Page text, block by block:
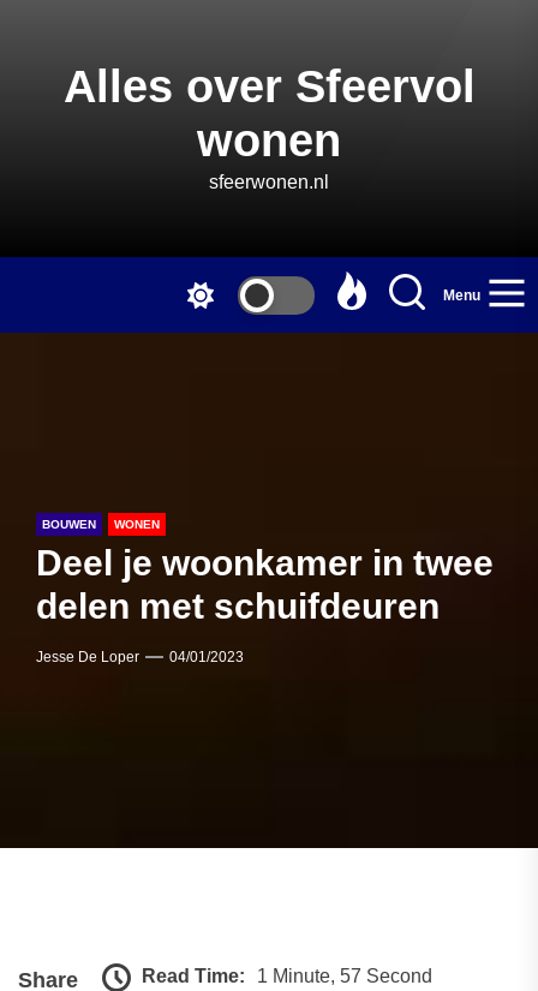
Alles over Sfeervol
wonen
sfeerwonen.nl
Menu
BOUWEN WONEN
Deel je woonkamer in twee
delen met schuifdeuren
Jesse De Loper 04/01/2023
Share Read Time: 1 Minute, 57 Second